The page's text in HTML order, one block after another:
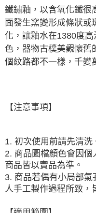
客戶支援中心」https://
【注意事項】
１．透過由恩沛科技股份有限公
易，需依本服務之必要範圍內提
權轉讓予恩沛科技股份有限公司
２．關於個人資料處理事宜，請
４．使用「AFTEE先享後付」時
時審查核予不同之上限額度；若
恩沛科技股份有限公司將有權停
鐵鏽釉，以含氧化鐵很
面發生窯變形成條狀或
化，讓釉水在1380度
色，器物古樸美觀懷舊
個紋路都不一樣，千變
【注意事項】
1. 初次使用前請先清洗
2. 商品圖檔顏色會因個
商品皆以實品為準。
3. 商品若偶有小局部
人手工製作過程所致，